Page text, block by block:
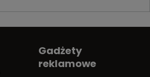
Gadżety
reklamowe